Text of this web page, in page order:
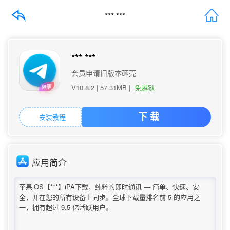
*** ***
催更
*** ***
会员申请旧版本砸壳
V10.8.2 | 57.31MB | 免越狱
安装教程 下 载
应用简介
苹果iOS【***】iPA下载，纯粹的即时通讯 — 简单、快速、安
全，并在您的所有设备上同步。全球下载量排名前 5 的应用之
一，拥有超过 9.5 亿活跃用户。